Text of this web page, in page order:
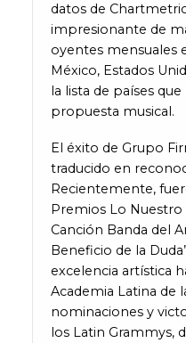
datos de
impresionante de
oyentes mensuales
México, Estados
la lista de países
propuesta musical.
El éxito de Grupo
traducido en
Recientemente,
Premios Lo Nuestro
Canción Banda del
Beneficio de la
excelencia artística
Academia Latina de
nominaciones y
los Latin Grammys,